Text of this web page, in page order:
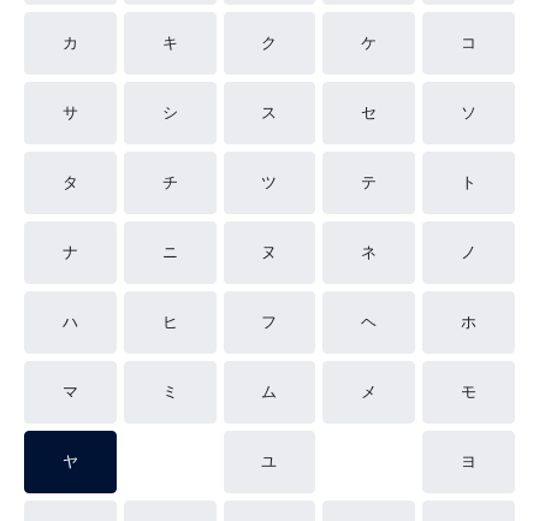
カ キ ク ケ コ
サ シ ス セ ソ
タ チ ツ テ ト
ナ ニ ヌ ネ ノ
ハ ヒ フ ヘ ホ
マ ミ ム メ モ
ヤ ユ ヨ